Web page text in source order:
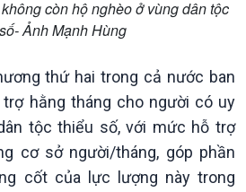
Multimedia
Ảnh
Video
còn hộ nghèo ở vùng dân tộc
Ảnh Mạnh Hùng
thứ hai trong cả nước ban
hằng tháng cho người có uy
tộc thiểu số, với mức hỗ trợ
cơ sở người/tháng, góp phần
cốt của lực lượng này trong